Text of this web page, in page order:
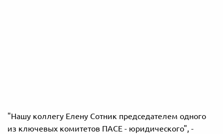
"Нашу коллегу Елену Сотник председателем одного
из ключевых комитетов ПАСЕ - юридического", -